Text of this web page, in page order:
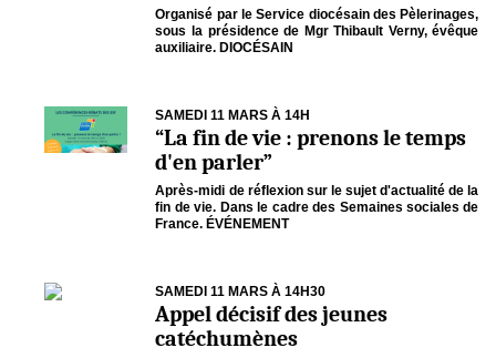
Organisé par le Service diocésain des Pèlerinages,
sous la présidence de Mgr Thibault Verny, évêque
auxiliaire. DIOCÉSAIN
SAMEDI 11 MARS À 14H
“La fin de vie : prenons le temps
d'en parler”
Après-midi de réflexion sur le sujet d'actualité de la
fin de vie. Dans le cadre des Semaines sociales de
France. ÉVÉNEMENT
SAMEDI 11 MARS À 14H30
Appel décisif des jeunes
catéchumènes